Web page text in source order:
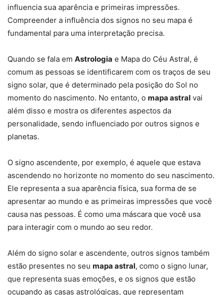
influencia sua aparência e primeiras impressões.
Compreender a influência dos signos no seu mapa é
fundamental para uma interpretação precisa.
Quando se fala em Astrologia e Mapa do Céu Astral, é
comum as pessoas se identificarem com os traços de seu
signo solar, que é determinado pela posição do Sol no
momento do nascimento. No entanto, o mapa astral vai
além disso e mostra os diferentes aspectos da
personalidade, sendo influenciado por outros signos e
planetas.
O signo ascendente, por exemplo, é aquele que estava
ascendendo no horizonte no momento do seu nascimento.
Ele representa a sua aparência física, sua forma de se
apresentar ao mundo e as primeiras impressões que você
causa nas pessoas. É como uma máscara que você usa
para interagir com o mundo ao seu redor.
Além do signo solar e ascendente, outros signos também
estão presentes no seu mapa astral, como o signo lunar,
que representa suas emoções, e os signos que estão
ocupando as casas astrológicas, que representam